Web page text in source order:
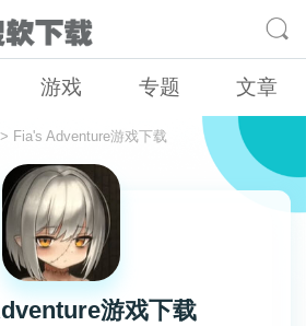
游戏 专题 文章
Fia's Adventure游戏下载
游戏下载